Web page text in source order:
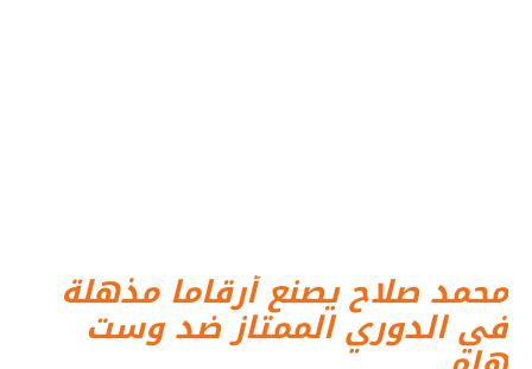
محمد صلاح يصنع أرقاما مذهلة
في الدوري الممتاز ضد وست